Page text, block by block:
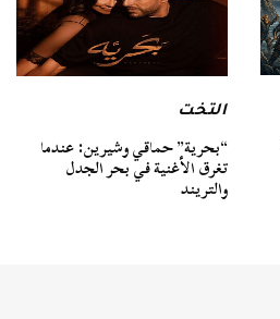
التخت
“بحرية” حماقي وشيرين: عندما
تغرق الأغنية في بحر الجدل
والتريند